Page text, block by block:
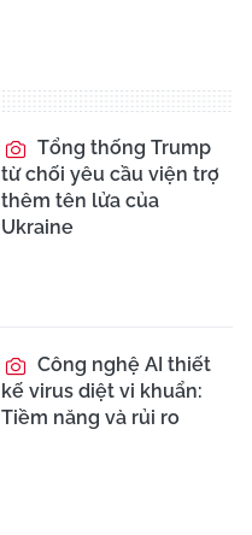
Tổng thống Trump
từ chối yêu cầu viện trợ
thêm tên lửa của
Ukraine
Công nghệ AI thiết
kế virus diệt vi khuẩn:
Tiềm năng và rủi ro